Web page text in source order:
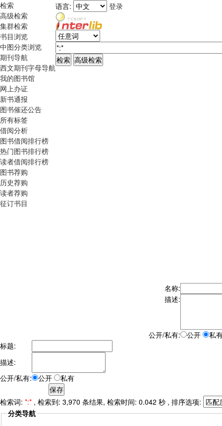
检索
高级检索
集群检索
书目浏览
中图分类浏览
期刊导航
西文期刊字母导航
我的图书馆
网上办证
新书通报
图书催还公告
所有标签
借阅分析
图书借阅排行榜
热门图书排行榜
读者借阅排行榜
图书荐购
历史荐购
读者荐购
征订书目
语言: 登录
名称:
描述:
公开/私有: 公开
私
标题:
描述:
公开/私有:
公开 私有
检索词: *:* , 检索到: 3,970 条结果, 检索时间: 0.042 秒 , 排序选项:
分类导航